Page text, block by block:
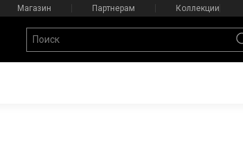
Магазин Партнерам Коллекции